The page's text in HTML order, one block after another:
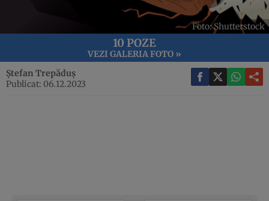
Foto: Shutterstock
10 POZE
VEZI GALERIA FOTO »
Ștefan Trepăduș
Publicat: 06.12.2023